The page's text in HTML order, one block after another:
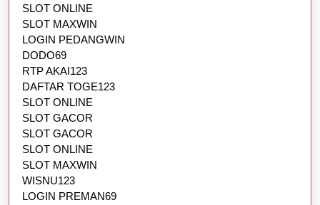
SLOT ONLINE
SLOT MAXWIN
LOGIN PEDANGWIN
DODO69
RTP AKAI123
DAFTAR TOGE123
SLOT ONLINE
SLOT GACOR
SLOT GACOR
SLOT ONLINE
SLOT MAXWIN
WISNU123
LOGIN PREMAN69